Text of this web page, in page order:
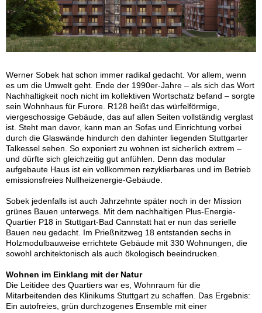
Werner Sobek hat schon immer radikal gedacht. Vor allem, wenn
es um die Umwelt geht. Ende der 1990er-Jahre – als sich das Wort
Nachhaltigkeit noch nicht im kollektiven Wortschatz befand – sorgte
sein Wohnhaus für Furore. R128 heißt das würfelförmige,
viergeschossige Gebäude, das auf allen Seiten vollständig verglast
ist. Steht man davor, kann man an Sofas und Einrichtung vorbei
durch die Glaswände hindurch den dahinter liegenden Stuttgarter
Talkessel sehen. So exponiert zu wohnen ist sicherlich extrem –
und dürfte sich gleichzeitig gut anfühlen. Denn das modular
aufgebaute Haus ist ein vollkommen rezyklierbares und im Betrieb
emissionsfreies Nullheizenergie-Gebäude.
Sobek jedenfalls ist auch Jahrzehnte später noch in der Mission
grünes Bauen unterwegs. Mit dem nachhaltigen Plus-Energie-
Quartier P18 in Stuttgart-Bad Cannstatt hat er nun das serielle
Bauen neu gedacht. Im Prießnitzweg 18 entstanden sechs in
Holzmodulbauweise errichtete Gebäude mit 330 Wohnungen, die
sowohl architektonisch als auch ökologisch beeindrucken.
Wohnen im Einklang mit der Natur
Die Leitidee des Quartiers war es, Wohnraum für die
Mitarbeitenden des Klinikums Stuttgart zu schaffen. Das Ergebnis:
Ein autofreies, grün durchzogenes Ensemble mit einer